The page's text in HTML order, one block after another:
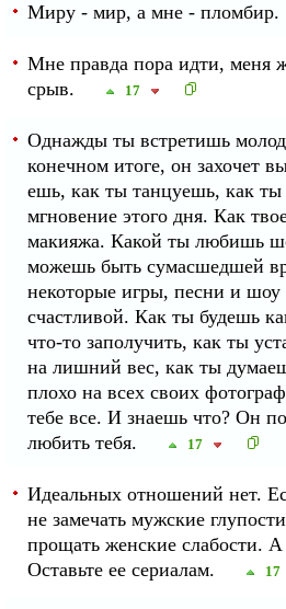
Миру - мир, а мне - пломбир.
Мне правда пора идти, меня
срыв.
17
Однажды ты встретишь
конечном итоге, он захочет
ешь, как ты танцуешь, как ты
мгновение этого дня. Как
макияжа. Какой ты любишь
можешь быть сумасшедшей
некоторые игры, песни и шоу
счастливой. Как ты будешь
что-то заполучить, как ты
на лишний вес, как ты
плохо на всех своих
тебе все. И знаешь что? Он
любить тебя.
17
Идеальных отношений нет.
не замечать мужские
прощать женские слабости. А
Оставьте ее сериалам.
17